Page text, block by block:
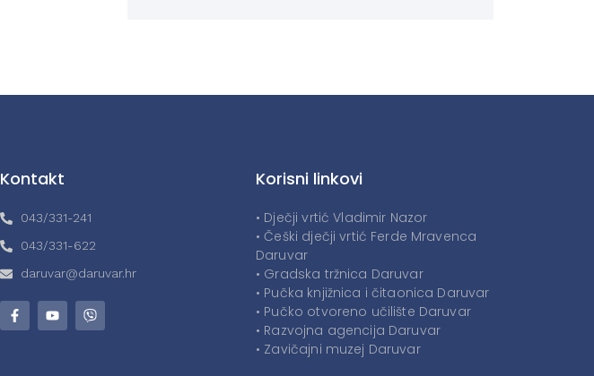
Kontakt
043/331-241
043/331-622
daruvar@daruvar.hr
Korisni linkovi
• Dječji vrtić Vladimir Nazor
• Češki dječji vrtić Ferde Mravenca
Daruvar
• Gradska tržnica Daruvar
• Pučka knjižnica i čitaonica Daruvar
• Pučko otvoreno učilište Daruvar
• Razvojna agencija Daruvar
• Zavičajni muzej Daruvar